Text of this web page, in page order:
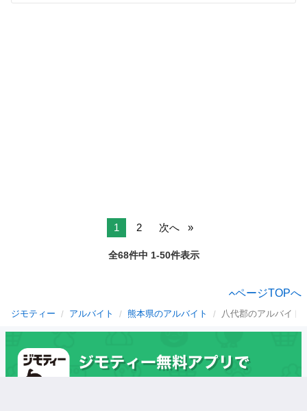
1 2 次へ
全68件中 1-50件表示
ページTOPへ
ジモティー アルバイト 熊本県のアルバイト 八代郡のアルバイト